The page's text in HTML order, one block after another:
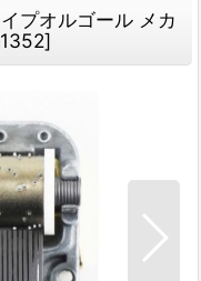
プオルゴール メカ
]